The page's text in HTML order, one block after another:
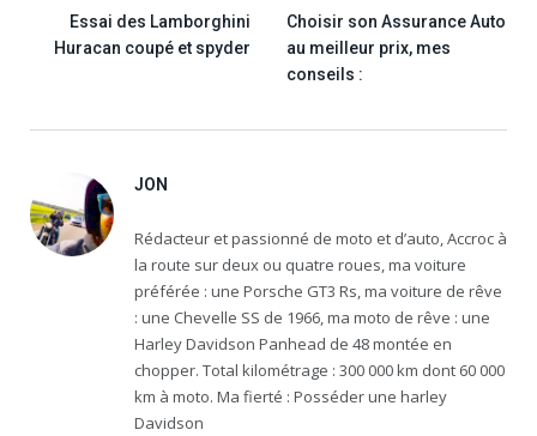
Essai des Lamborghini
Huracan coupé et spyder
Choisir son Assurance Auto
au meilleur prix, mes
conseils :
JON
Rédacteur et passionné de moto et d’auto, Accroc à
la route sur deux ou quatre roues, ma voiture
préférée : une Porsche GT3 Rs, ma voiture de rêve
: une Chevelle SS de 1966, ma moto de rêve : une
Harley Davidson Panhead de 48 montée en
chopper. Total kilométrage : 300 000 km dont 60 000
km à moto. Ma fierté : Posséder une harley
Davidson